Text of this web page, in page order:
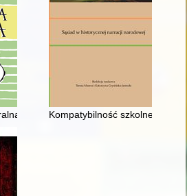
Wniebowzięcia Najświętszej Maryi
Kompatybilność szkolnej